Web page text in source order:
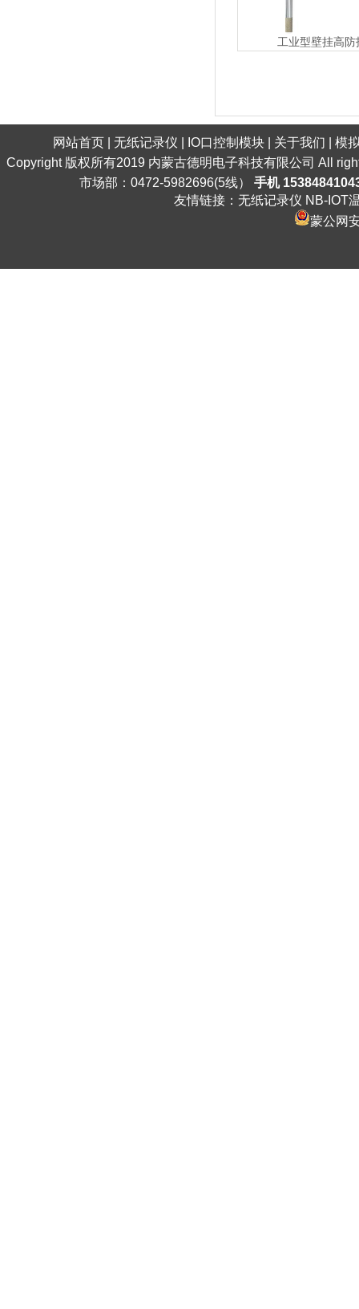
工业型壁挂高
网站首页 无纸记录仪 IO口控制模块 关于我们
模
Copyright 版权所有2019 内蒙古德明电子科技有限公司 All
市场部：0472-5982696(5线） 手机
友情链接： 无纸记录仪 NB-IOT
蒙公网